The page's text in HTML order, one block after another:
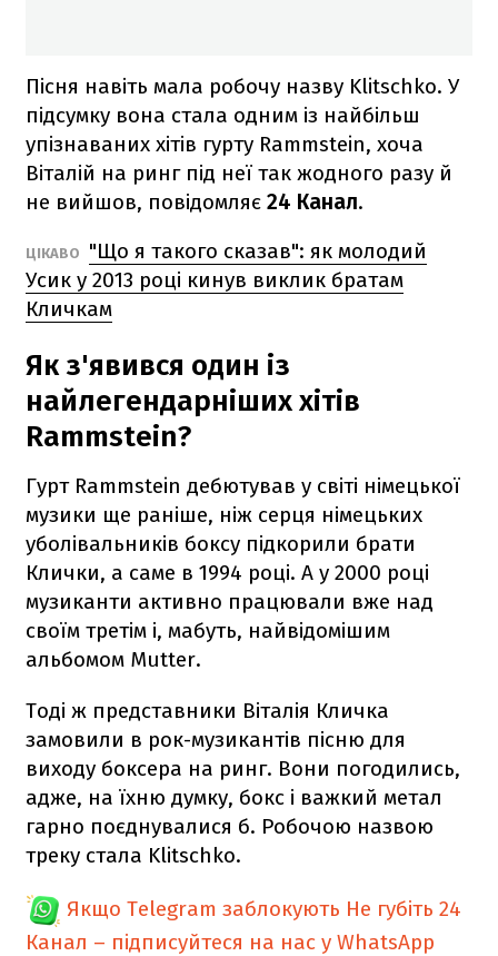
Пісня навіть мала робочу назву Klitschko. У
підсумку вона стала одним із найбільш
упізнаваних хітів гурту Rammstein, хоча
Віталій на ринг під неї так жодного разу й
не вийшов, повідомляє 24 Канал.
ЦІКАВО
"Що я такого сказав": як молодий
Усик у 2013 році кинув виклик братам
Кличкам
Як з'явився один із
найлегендарніших хітів
Rammstein?
Гурт Rammstein дебютував у світі німецької
музики ще раніше, ніж серця німецьких
уболівальників боксу підкорили брати
Клички, а саме в 1994 році. А у 2000 році
музиканти активно працювали вже над
своїм третім і, мабуть, найвідомішим
альбомом Mutter.
Тоді ж представники Віталія Кличка
замовили в рок-музикантів пісню для
виходу боксера на ринг. Вони погодились,
адже, на їхню думку, бокс і важкий метал
гарно поєднувалися б. Робочою назвою
треку стала Klitschko.
Якщо Telegram заблокують Не губіть 24
Канал – підписуйтеся на нас у WhatsApp